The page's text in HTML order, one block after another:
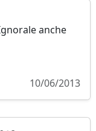
anche
10/06/2013